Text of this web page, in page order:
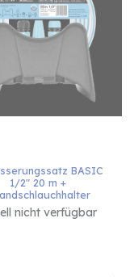
BASIC
1/2" 20 m +
nicht verfügbar